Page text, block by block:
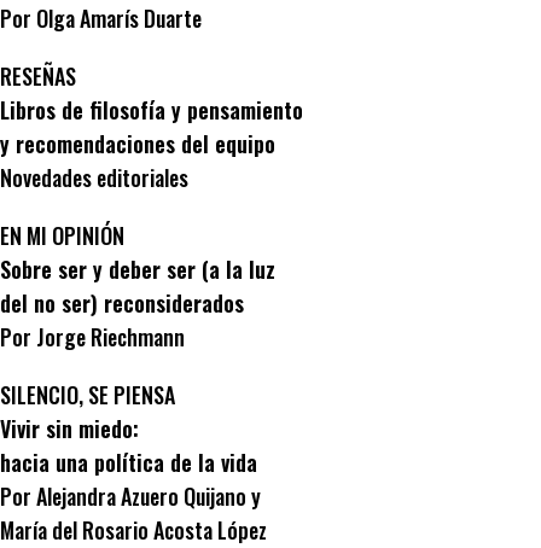
Por Olga Amarís Duarte
RESEÑAS
Libros de filosofía y pensamiento
y recomendaciones del equipo
Novedades editoriales
EN MI OPINIÓN
Sobre ser y deber ser (a la luz
del no ser) reconsiderados
Por Jorge Riechmann
SILENCIO, SE PIENSA
Vivir sin miedo:
hacia una política de la vida
Por Alejandra Azuero Quijano y
María del Rosario Acosta López